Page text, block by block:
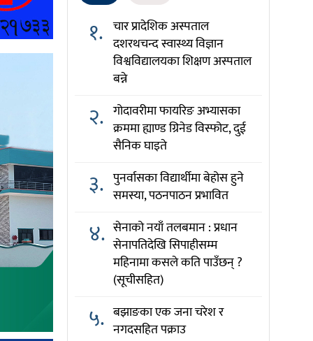
१. चार प्रादेशिक अस्पताल
दशरथचन्द स्वास्थ्य विज्ञान
विश्वविद्यालयका शिक्षण अस्पताल
बन्ने
२. गोदावरीमा फायरिङ अभ्यासका
क्रममा ह्याण्ड ग्रिनेड विस्फोट, दुई
सैनिक घाइते
३. पुनर्वासका विद्यार्थीमा बेहोस हुने
समस्या, पठनपाठन प्रभावित
४. सेनाको नयाँ तलबमान : प्रधान
सेनापतिदेखि सिपाहीसम्म
महिनामा कसले कति पाउँछन् ?
(सूचीसहित)
५. बझाङका एक जना चरेश र
नगदसहित पक्राउ